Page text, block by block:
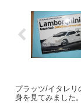
プラッツ/イタレリ
身を見てみました。